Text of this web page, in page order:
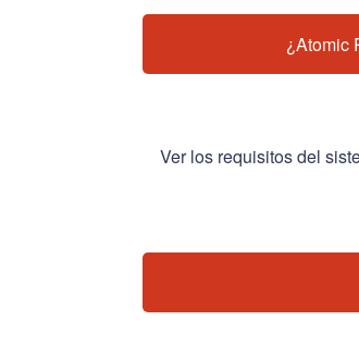
¿Atomic
Ver los requisitos del